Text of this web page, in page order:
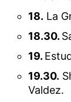
18. La
18.30.
19.
19.30.
Valdez.